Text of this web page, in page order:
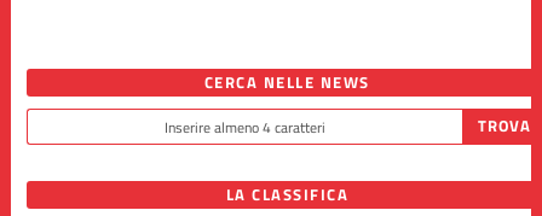
CERCA NELLE NEWS
LA CLASSIFICA